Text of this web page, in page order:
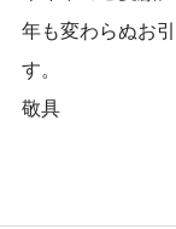
年も変わらぬお
す。
敬具